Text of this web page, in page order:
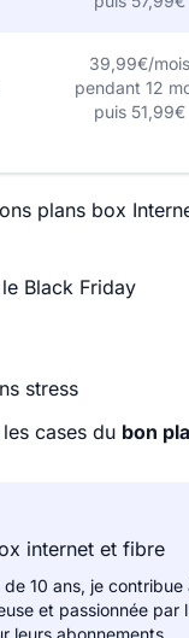
39,99€/mois
pendant 12
puis 51,99€
plans box
Black Friday
stress
cases du bon
internet et fibre
10 ans, je
et passionnée